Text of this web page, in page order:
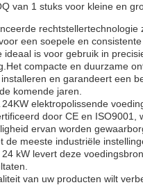
van 1 stuks voor kleine en
rechtstellertechnologie
een soepele en consistente
ideaal is voor gebruik in
compacte en duurzame
en garandeert een
komende jaren.
24KW elektropolissende
door CE en ISO9001,
ervan worden
de meeste industriële
kW levert deze
van uw producten wilt